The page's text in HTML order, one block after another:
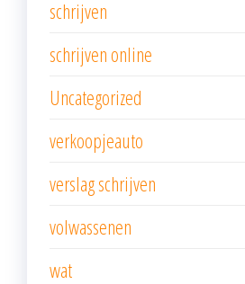
schrijven
schrijven online
Uncategorized
verkoopjeauto
verslag schrijven
volwassenen
wat